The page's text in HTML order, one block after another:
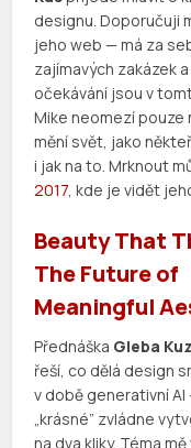
designu. Doporučuji
jeho web — má za
zajímavých zakázek
očekávání jsou v
Mike neomezí pouze
mění svět, jako
i jak na to. Mrknout
2017, kde je vidět
Beauty That
The Future of
Meaningful
Přednáška Gleba
řeší, co dělá design
v době generativní AI
„krásné” zvládne
na dva kliky. Téma